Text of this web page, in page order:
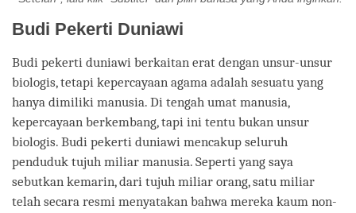
Budi Pekerti Duniawi
Budi pekerti duniawi berkaitan erat dengan unsur-unsur
biologis, tetapi kepercayaan agama adalah sesuatu yang
hanya dimiliki manusia. Di tengah umat manusia,
kepercayaan berkembang, tapi ini tentu bukan unsur
biologis. Budi pekerti duniawi mencakup seluruh
penduduk tujuh miliar manusia. Seperti yang saya
sebutkan kemarin, dari tujuh miliar orang, satu miliar
telah secara resmi menyatakan bahwa mereka kaum non-